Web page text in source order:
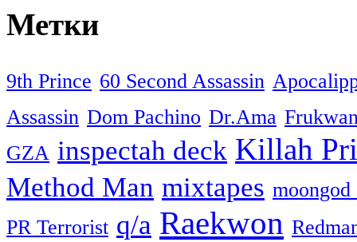
Метки
9th Prince 60 Second Assassin
Assassin Dom Pachino Dr.Ama
GZA inspectah deck Killah
Method Man mixtapes moongod
PR Terrorist q/a Raekwon